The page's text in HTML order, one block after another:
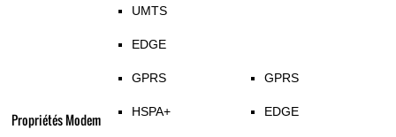
Propriétés Modem
UMTS
EDGE
GPRS
HSPA+
GPRS
EDGE